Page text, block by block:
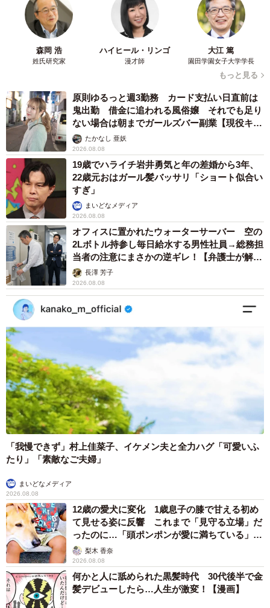
森岡 浩
姓氏研究家
ハイヒール・リンゴ
漫才師
大江 篤
園田学園女子大学学長
もっと見る
原則ゆるっと週3勤務 カード支払い日直前は
鬼出勤 借金に追われる風俗嬢 それでも足り
ない場合は朝までガールズバー副業【現役キャ
ストに取材】
たかなし 亜妖
2026.08.08
19歳でハライチ岩井勇気と年の差婚から3年、
22歳元おはガール髪バッサリ「ショート似合い
すぎ」
まいどなメディア
2026.08.08
オフィスに置かれたウォーターサーバー 空の
2Lボトル持参し毎日給水する男性社員→総務担
当者の注意にまさかの逆ギレ！【弁護士が解
説】長澤 芳子
2026.08.08
「我慢できず」村上佳菜子、イケメン夫と全力ハグ「可愛いふ
たり」「素敵なご夫婦」
まいどなメディア
2026.08.08
12歳の愛犬に変化 1歳息子の膝で甘える初め
て見せる姿に反響 これまで「見守る立場」だ
ったのに…「頭ポンポンが愛に満ちている」
「尊…」
梨木 香奈
2026.08.08
何かと人に舐められた黒髪時代 30代後半で金
髪デビューしたら…人生が激変！【漫画】